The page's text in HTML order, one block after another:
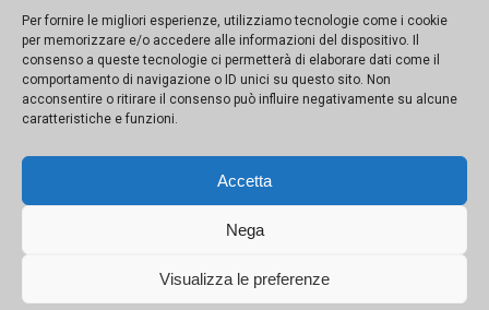
Per fornire le migliori esperienze, utilizziamo tecnologie come i cookie
per memorizzare e/o accedere alle informazioni del dispositivo. Il
consenso a queste tecnologie ci permetterà di elaborare dati come il
comportamento di navigazione o ID unici su questo sito. Non
acconsentire o ritirare il consenso può influire negativamente su alcune
caratteristiche e funzioni.
Accetta
Nega
Visualizza le preferenze
Direttore ResponsabileMarcello Barbaro– Aut. del tribunale di
Palermo n. 19 del 2017 iscrizione al roc numero 37003 Editore
Porta Felice Srl. Sede legale: Via Libertà 93 – 90143 Palermo
Società iscritta alla Camera di Commercio di Palermo Ufficio
065228208251 Capitale 10000 euro IV
© Copyright Porta Felice | Le Vie dei Tesori. Tutti i diritti riservati |Privacy Policy